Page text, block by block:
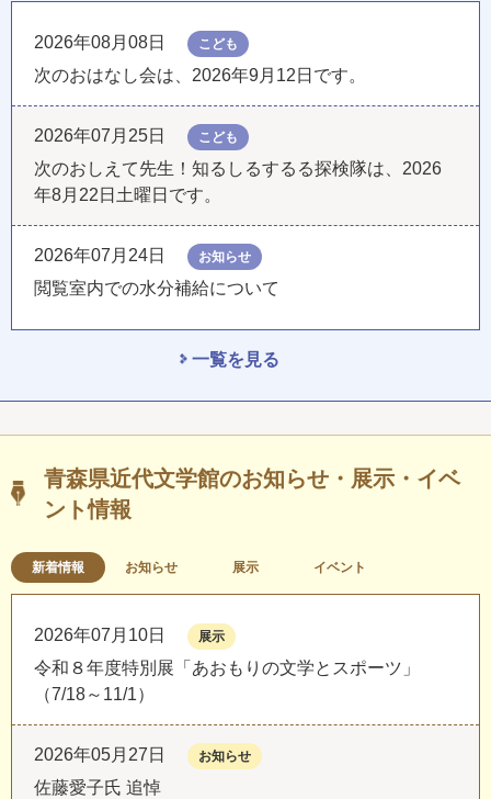
2026年08月08日 こども
次のおはなし会は、2026年9月12日です。
2026年07月25日 こども
次のおしえて先生！知るしるするる探検隊は、2026
年8月22日土曜日です。
2026年07月24日 お知らせ
閲覧室内での水分補給について
一覧を見る
青森県近代文学館のお知らせ・展示・イベ
ント情報
新着情報 お知らせ 展示 イベント
2026年07月10日 展示
令和８年度特別展「あおもりの文学とスポーツ」
（7/18～11/1）
2026年05月27日 お知らせ
佐藤愛子氏 追悼